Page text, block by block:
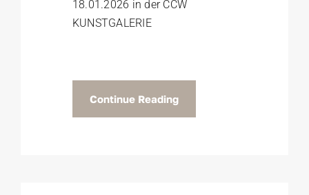
18.01.2026 in der CCW
KUNSTGALERIE
Continue Reading